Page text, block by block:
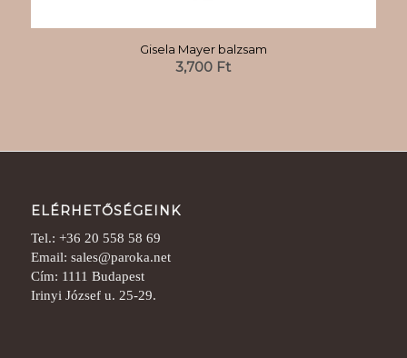
Gisela Mayer balzsam
3,700 Ft
ELÉRHETŐSÉGEINK
Tel.: +36 20 558 58 69
Email: sales@paroka.net
Cím: 1111 Budapest
Irinyi József u. 25-29.